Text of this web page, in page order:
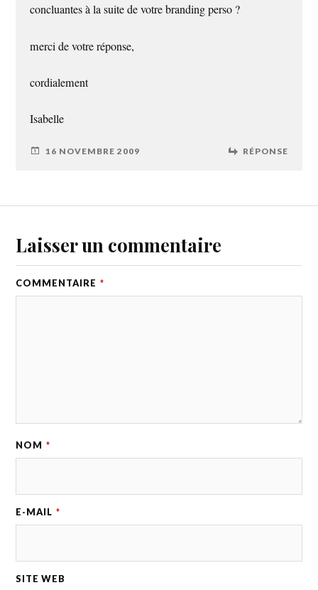
concluantes à la suite de votre branding perso ?
merci de votre réponse,
cordialement
Isabelle
16 NOVEMBRE 2009 RÉPONSE
Laisser un commentaire
COMMENTAIRE *
NOM *
E-MAIL *
SITE WEB